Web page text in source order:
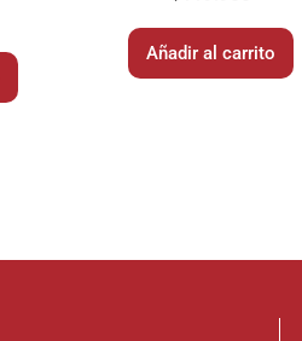
Añadir al carrito